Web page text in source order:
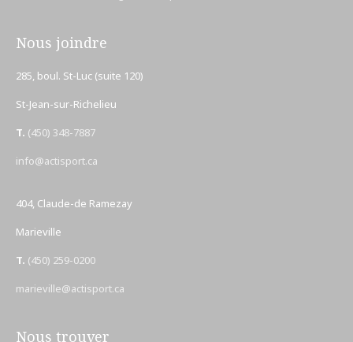
Nous joindre
285, boul. St-Luc (suite 120)
St-Jean-sur-Richelieu
T. (450) 348-7887
info@actisport.ca
404, Claude-de Ramezay
Marieville
T. (450) 259-0200
marieville@actisport.ca
Nous trouver